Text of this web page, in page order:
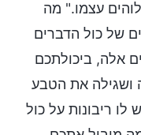
עצמו." מה
של כול הדברים
אלה, ביכולתכם
ושגילה את הטבע
לו ריבונות על כול